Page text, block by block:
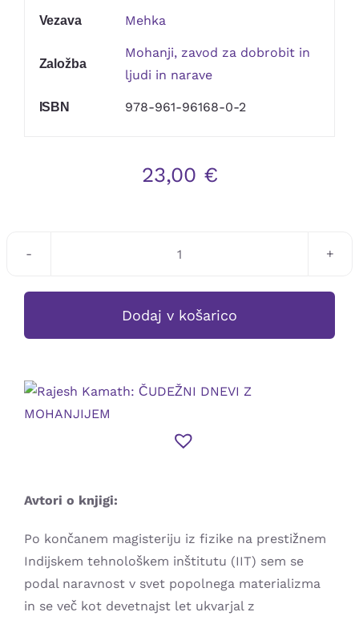
Vezava Mehka
Založba
Mohanji, zavod za dobrobit in
ljudi in narave
ISBN 978-961-96168-0-2
23,00 €
Rajesh
ČUDEŽNI
količina
Dodaj v košarico
Avtori o knjigi:
Po končanem magisteriju iz fizike na prestižnem
Indijskem tehnološkem inštitutu (IIT) sem se
podal naravnost v svet popolnega materializma
in se več kot devetnajst let ukvarjal z